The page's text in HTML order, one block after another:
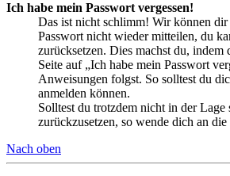
Ich habe mein Passwort vergessen!
Das ist nicht schlimm! Wir können dir
Passwort nicht wieder mitteilen, du
zurücksetzen. Dies machst du, indem
Seite auf „Ich habe mein Passwort
Anweisungen folgst. So solltest du
anmelden können.
Solltest du trotzdem nicht in der Lage
zurückzusetzen, so wende dich an
Nach oben